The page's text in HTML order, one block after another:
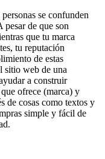
se confunden
pesar de que son
que tu marca
tu reputación
de estas
sitio web de una
a construir
ofrece (marca) y
de cosas como textos y
simple y fácil de